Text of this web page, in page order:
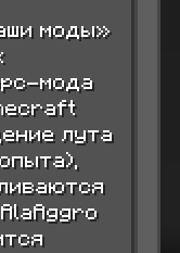
моды»
мода
лута